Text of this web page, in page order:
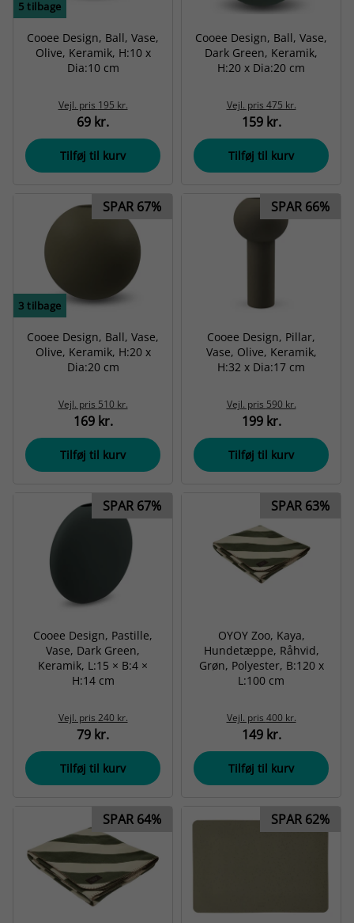
5 tilbage
Cooee Design, Ball, Vase,
Olive, Keramik, H:10 x
Dia:10 cm
Vejl. pris 195 kr.
69 kr.
Tilføj til kurv
Cooee Design, Ball, Vase,
Dark Green, Keramik,
H:20 x Dia:20 cm
Vejl. pris 475 kr.
159 kr.
Tilføj til kurv
3 tilbage
SPAR 67%
Cooee Design, Ball, Vase,
Olive, Keramik, H:20 x
Dia:20 cm
Vejl. pris 510 kr.
169 kr.
Tilføj til kurv
SPAR 66%
Cooee Design, Pillar,
Vase, Olive, Keramik,
H:32 x Dia:17 cm
Vejl. pris 590 kr.
199 kr.
Tilføj til kurv
SPAR 67%
Cooee Design, Pastille,
Vase, Dark Green,
Keramik, L:15 × B:4 ×
H:14 cm
Vejl. pris 240 kr.
79 kr.
Tilføj til kurv
SPAR 63%
OYOY Zoo, Kaya,
Hundetæppe, Råhvid,
Grøn, Polyester, B:120 x
L:100 cm
Vejl. pris 400 kr.
149 kr.
Tilføj til kurv
SPAR 64% SPAR 62%